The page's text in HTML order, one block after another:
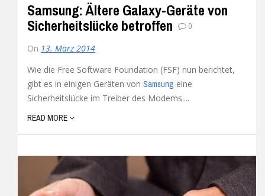
Samsung: Ältere Galaxy-Geräte von
Sicherheitslücke betroffen
0
On 13. März 2014
Wie die Free Software Foundation (FSF) nun berichtet,
gibt es in einigen Geräten von Samsung eine
Sicherheitslücke im Treiber des Modems....
READ MORE